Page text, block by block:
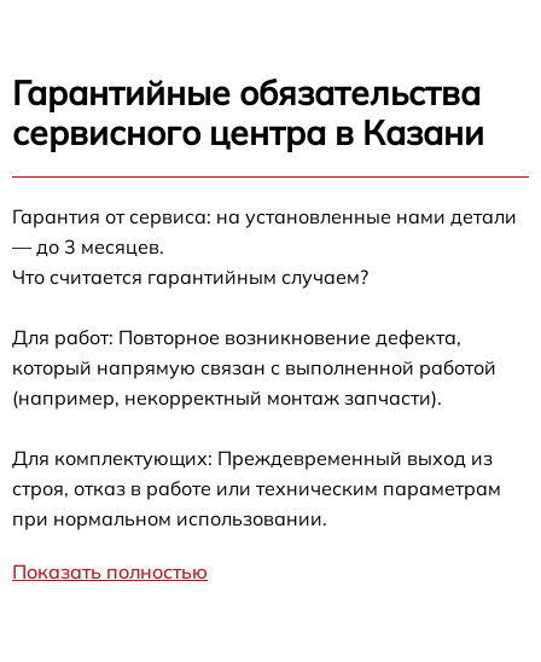
Гарантийные обязательства
сервисного центра в Казани
Гарантия от сервиса: на установленные нами детали
— до 3 месяцев.
Что считается гарантийным случаем?
Для работ: Повторное возникновение дефекта,
который напрямую связан с выполненной работой
(например, некорректный монтаж запчасти).
Для комплектующих: Преждевременный выход из
строя, отказ в работе или техническим параметрам
при нормальном использовании.
Показать полностью